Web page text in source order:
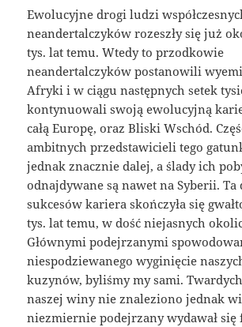
Ewolucyjne drogi ludzi
neandertalczyków rozeszły się już
tys. lat temu. Wtedy to przodkowie
neandertalczyków postanowili
Afryki i w ciągu następnych setek
kontynuowali swoją ewolucyjną
całą Europę, oraz Bliski Wschód.
ambitnych przedstawicieli tego
jednak znacznie dalej, a ślady ich
odnajdywane są nawet na Syberii. Ta
sukcesów kariera skończyła się
tys. lat temu, w dość niejasnych
Głównymi podejrzanymi
niespodziewanego wyginięcie
kuzynów, byliśmy my sami.
naszej winy nie znaleziono jednak
niezmiernie podejrzany wydawał się